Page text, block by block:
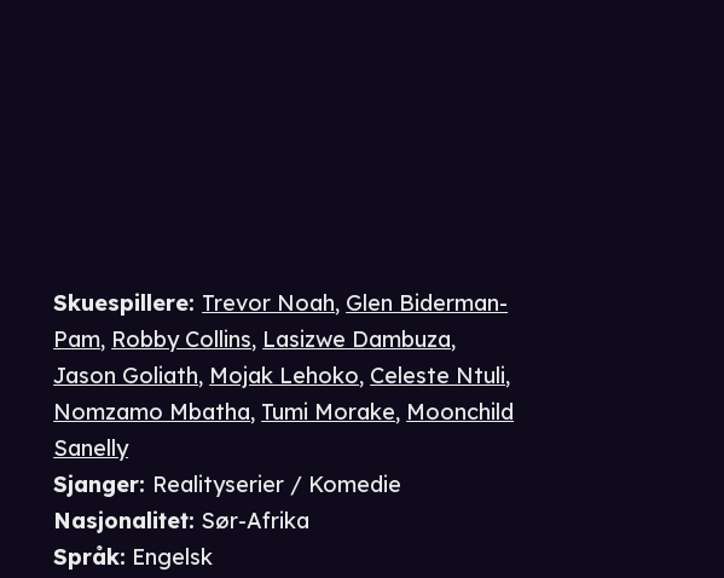
Skuespillere: Trevor Noah, Glen Biderman-
Pam, Robby Collins, Lasizwe Dambuza,
Jason Goliath, Mojak Lehoko, Celeste Ntuli,
Nomzamo Mbatha, Tumi Morake, Moonchild
Sanelly
Sjanger: Realityserier / Komedie
Nasjonalitet: Sør-Afrika
Språk: Engelsk